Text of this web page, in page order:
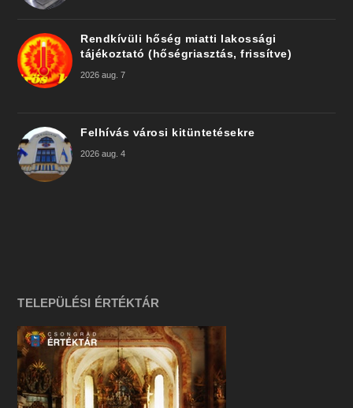
Rendkívüli hőség miatti lakossági
tájékoztató (hőségriasztás, frissítve)
2026 aug. 7
Felhívás városi kitüntetésekre
2026 aug. 4
TELEPÜLÉSI ÉRTÉKTÁR